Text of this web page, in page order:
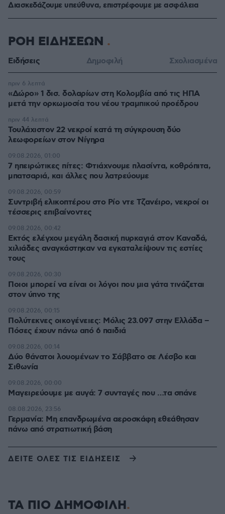
Διασκεδάζουμε υπεύθυνα, επιστρέφουμε με ασφάλεια
ΡΟΗ ΕΙΔΗΣΕΩΝ
Ειδήσεις Δημοφιλή Σχολιασμένα
«Δώρο» 1 δισ. δολαρίων στη Κολομβία από τις ΗΠΑ
μετά την ορκωμοσία του νέου τραμπικού προέδρου
πριν 6 λεπτά
Τουλάχιστον 22 νεκροί κατά τη σύγκρουση δύο
λεωφορείων στον Νίγηρα
πριν 44 λεπτά
7 ηπειρώτικες πίτες: Φτιάχνουμε πλασίντα, κοθρόπιτα,
μπατσαριά, και άλλες που λατρεύουμε
09.08.2026, 01:00
Συντριβή ελικοπτέρου στο Ρίο ντε Τζανέιρο, νεκροί οι
τέσσερις επιβαίνοντες
09.08.2026, 00:59
Εκτός ελέγχου μεγάλη δασική πυρκαγιά στον Καναδά,
χιλιάδες αναγκάστηκαν να εγκαταλείψουν τις εστίες
τους
09.08.2026, 00:42
Ποιοι μπορεί να είναι οι λόγοι που μια γάτα τινάζεται
στον ύπνο της
09.08.2026, 00:30
Πολύτεκνες οικογένειες: Μόλις 23.097 στην Ελλάδα –
Πόσες έχουν πάνω από 6 παιδιά
09.08.2026, 00:15
Δύο θάνατοι λουομένων το Σάββατο σε Λέσβο και
Σιθωνία
09.08.2026, 00:14
Μαγειρεύουμε με αυγά: 7 συνταγές που …τα σπάνε
09.08.2026, 00:00
Γερμανία: Μη επανδρωμένα αεροσκάφη εθεάθησαν
πάνω από στρατιωτική βάση
08.08.2026, 23:56
ΔΕΙΤΕ ΟΛΕΣ ΤΙΣ ΕΙΔΗΣΕΙΣ
ΤΑ ΠΙΟ ΔΗΜΟΦΙΛΗ